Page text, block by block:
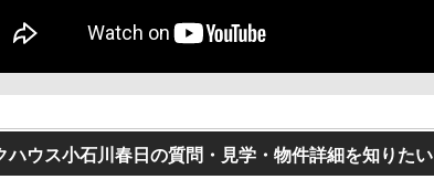
ハウス小石川春日の質問・見学・物件詳細を知りたい